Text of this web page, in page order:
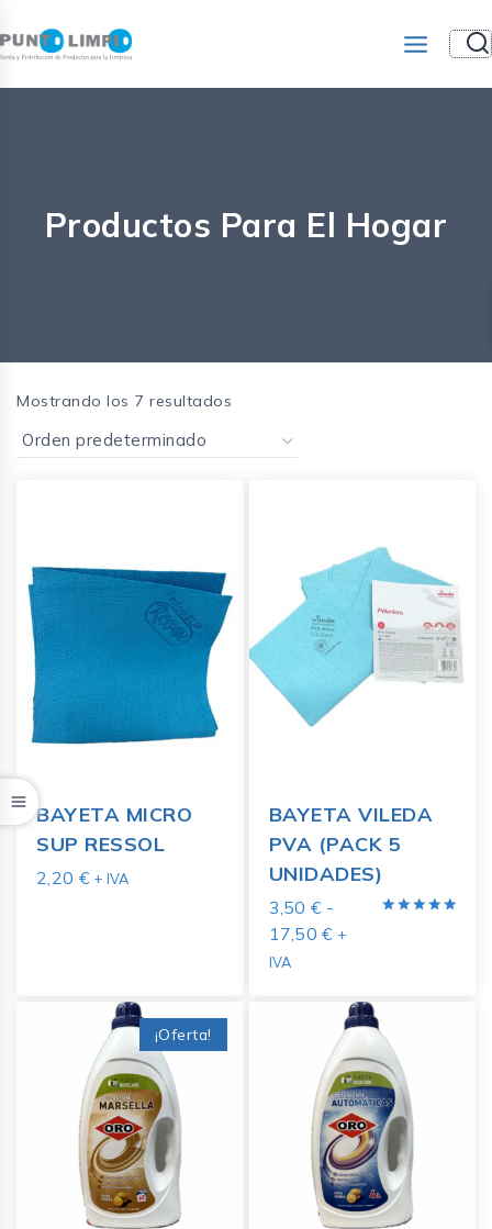
Productos Para El Hogar
Mostrando los 7 resultados
BAYETA MICRO
SUP RESSOL
2,20 € + IVA
BAYETA VILEDA
PVA (PACK 5
UNIDADES)
3,50 € -
17,50€ +
IVA
¡Oferta!